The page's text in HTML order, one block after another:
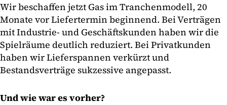
Wir beschaffen jetzt Gas im Tranchenmodell, 20
Monate vor Liefertermin beginnend. Bei Verträgen
mit Industrie- und Geschäftskunden haben wir die
Spielräume deutlich reduziert. Bei Privatkunden
haben wir Lieferspannen verkürzt und
Bestandsverträge sukzessive angepasst.
Und wie war es vorher?